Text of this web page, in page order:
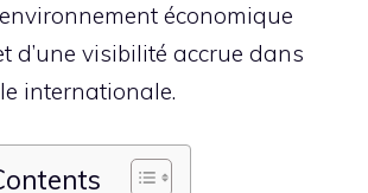
économique
d’une visibilité accrue dans
internationale.